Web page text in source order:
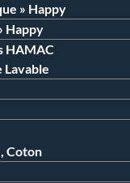
» Happy
Happy
HAMAC
Lavable
Coton